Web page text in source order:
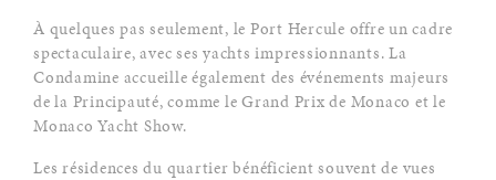
À quelques pas seulement, le Port Hercule offre un cadre
spectaculaire, avec ses yachts impressionnants. La
Condamine accueille également des événements majeurs
de la Principauté, comme le Grand Prix de Monaco et le
Monaco Yacht Show.
Les résidences du quartier bénéficient souvent de vues